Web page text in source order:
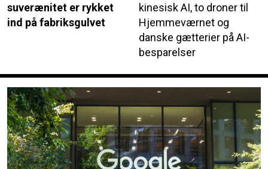
suverænitet er rykket
ind på fabriksgulvet
kinesisk AI, to droner til
Hjemmeværnet og
danske gætterier på AI-
besparelser